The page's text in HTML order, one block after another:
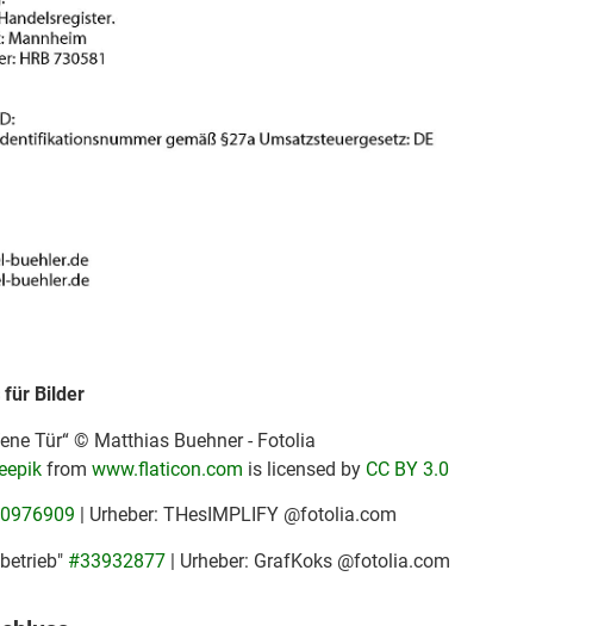
für Bilder
Tür“ © Matthias Buehner - Fotolia
from www.flaticon.com is licensed by CC BY 3.0
| Urheber: THesIMPLIFY @fotolia.com
#33932877 | Urheber: GrafKoks @fotolia.com